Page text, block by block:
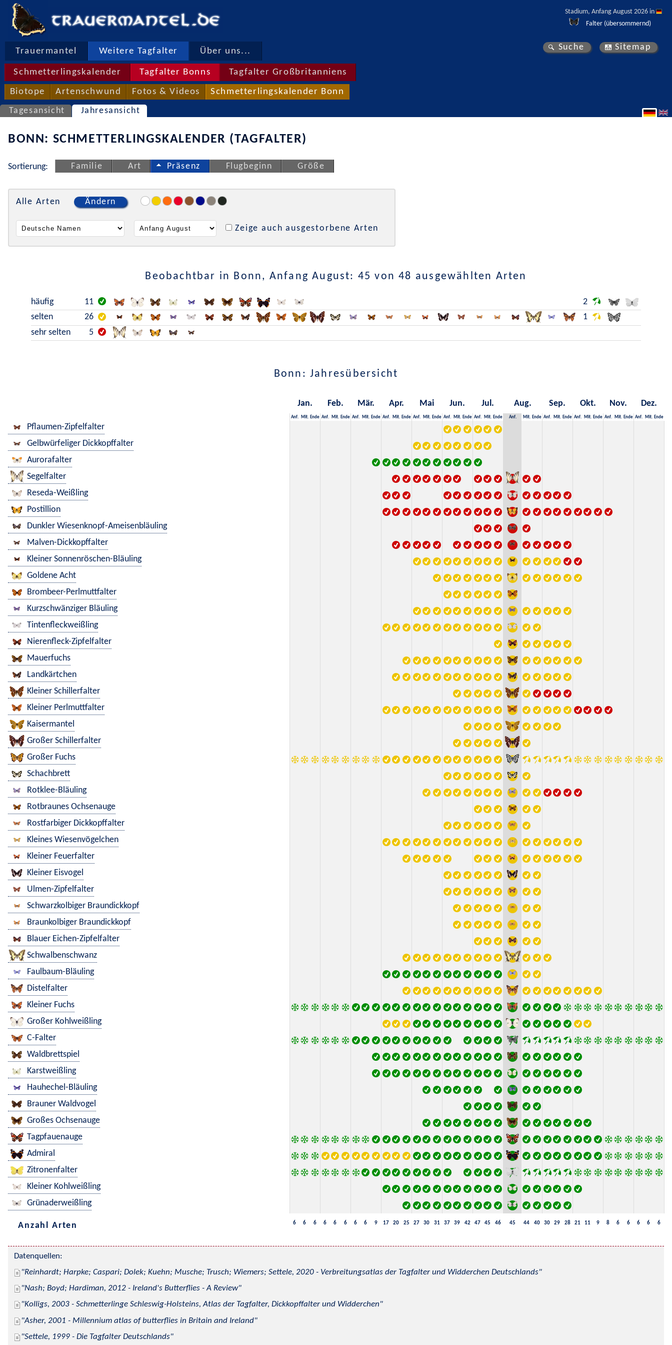
Stadium, Anfang August 2026 in
Falter (übersommernd)
Trauermantel Weitere Tagfalter Über uns...
Schmetterlingskalender Tagfalter Bonns Tagfalter Großbritanniens
Biotope Artenschwund Fotos & Videos Schmetterlingskalender Bonn
Suche Sitemap
Tagesansicht Jahresansicht
BONN: SCHMETTERLINGSKALENDER (TAGFALTER)
Sortierung: Familie Art Präsenz Flugbeginn Größe
Alle Arten Ändern
Zeige auch ausgestorbene Arten
Beobachtbar in Bonn, Anfang August: 45 von 48 ausgewählten Arten
häufig 11
2
selten
26
1
sehr selten
5
Bonn: Jahresübersicht
Jan. Feb. Mär. Apr. Mai Jun. Jul. Aug. Sep. Okt. Nov. Dez.
Anf. Mit. Ende Anf. Mit. Ende Anf. Mit. Ende Anf. Mit. Ende Anf. Mit. Ende Anf. Mit. Ende Anf. Mit. Ende Anf. Mit. Ende Anf. Mit. Ende Anf. Mit. Ende Anf. Mit. Ende Anf. Mit. Ende
Pflaumen-Zipfelfalter
Gelbwürfeliger Dickkopffalter
Aurorafalter
Segelfalter
Reseda-Weißling
Postillion
Dunkler Wiesenknopf-Ameisenbläuling
Malven-Dickkopffalter
Kleiner Sonnenröschen-Bläuling
Goldene Acht
Brombeer-Perlmuttfalter
Kurzschwänziger Bläuling
Tintenfleckweißling
Nierenfleck-Zipfelfalter
Mauerfuchs
Landkärtchen
Kleiner Schillerfalter
Kleiner Perlmuttfalter
Kaisermantel
Großer Schillerfalter
Großer Fuchs
Schachbrett
Rotklee-Bläuling
Rotbraunes Ochsenauge
Rostfarbiger Dickkopffalter
Kleines Wiesenvögelchen
Kleiner Feuerfalter
Kleiner Eisvogel
Ulmen-Zipfelfalter
Schwarzkolbiger Braundickkopf
Braunkolbiger Braundickkopf
Blauer Eichen-Zipfelfalter
Schwalbenschwanz
Faulbaum-Bläuling
Distelfalter
Kleiner Fuchs
Großer Kohlweißling
C-Falter
Waldbrettspiel
Karstweißling
Hauhechel-Bläuling
Brauner Waldvogel
Großes Ochsenauge
Tagpfauenauge
Admiral
Zitronenfalter
Kleiner Kohlweißling
Grünaderweißling
Anzahl Arten 6 6 6 6 6 6 6 6 9 17 20 25 27 30 31 37 39 42 47 45 46 45 44 40 30 29 28 21 11 9 8 6 6 6 6 6
Datenquellen:
Reinhardt; Harpke; Caspari; Dolek; Kuehn; Musche; Trusch; Wiemers; Settele, 2020 - Verbreitungsatlas der Tagfalter und Widderchen Deutschlands
Nash; Boyd; Hardiman, 2012 - Ireland's Butterflies - A Review
Kolligs, 2003 - Schmetterlinge Schleswig-Holsteins, Atlas der Tagfalter, Dickkopffalter und Widderchen
Asher, 2001 - Millennium atlas of butterflies in Britain and Ireland
Settele, 1999 - Die Tagfalter Deutschlands